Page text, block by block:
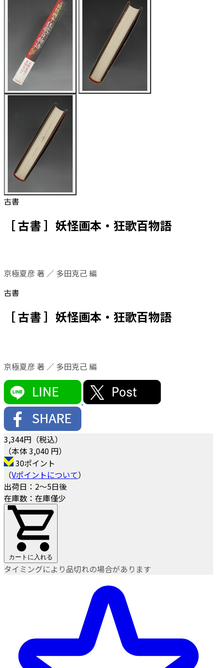
古書
［ 古書 ］妖怪画本・狂歌百物語
京極夏彦 著 ／ 多田克己 編
古書
［ 古書 ］妖怪画本・狂歌百物語
京極夏彦 著 ／ 多田克己 編
3,344円（税込）
（本体 3,040 円）
30ポイント
（Vポイントについて）
出荷日：2～5日後
在庫数：在庫僅少
カートに入れる
タイミングにより品切れの場合があります